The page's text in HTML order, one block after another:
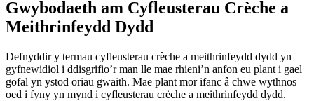
Gwybodaeth am Cyfleusterau Crèche a
Meithrinfeydd Dydd
Defnyddir y termau cyfleusterau crèche a meithrinfeydd dydd yn
gyfnewidiol i ddisgrifio’r man lle mae rhieni’n anfon eu plant i gael
gofal yn ystod oriau gwaith. Mae plant mor ifanc â chwe wythnos
oed i fyny yn mynd i cyfleusterau crèche a meithrinfeydd dydd.